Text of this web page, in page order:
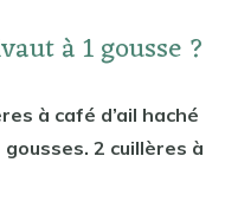
à 1 gousse ?
à café d’ail haché
2 cuillères à